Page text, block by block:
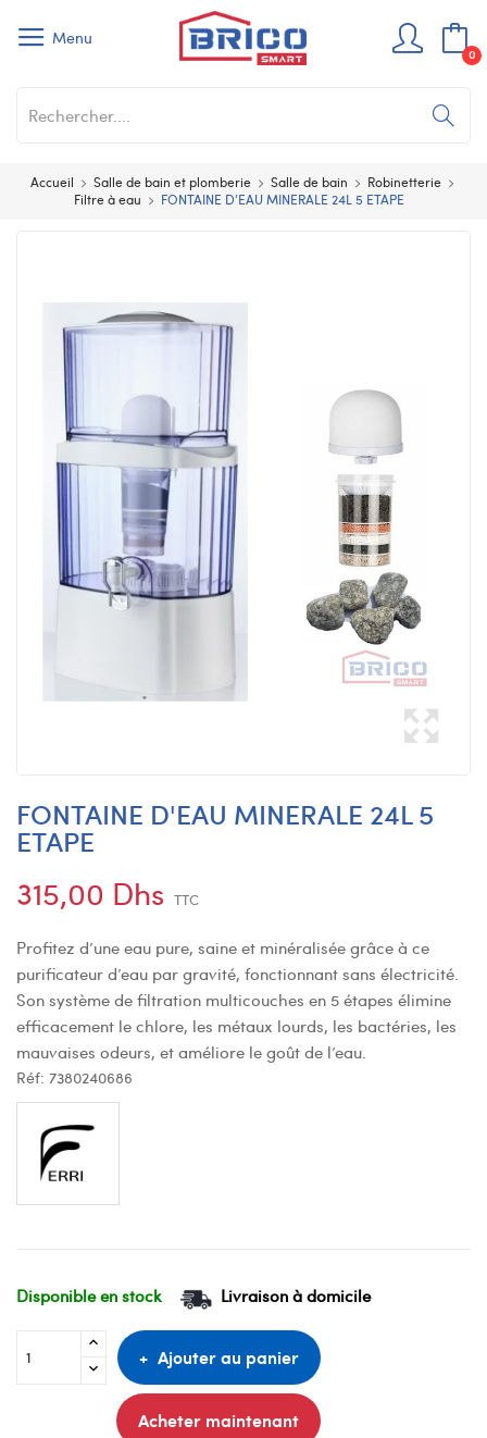
Menu
0
Accueil Salle de bain et plomberie Salle de bain
Robinetterie
Filtre à eau
FONTAINE D'EAU MINERALE 24L 5 ETAPE
FONTAINE D'EAU MINERALE 24L 5
ETAPE
315,00 Dhs TTC
Profitez d’une eau pure, saine et minéralisée grâce à ce
purificateur d’eau par gravité, fonctionnant sans électricité.
Son système de filtration multicouches en 5 étapes élimine
efficacement le chlore, les métaux lourds, les bactéries, les
mauvaises odeurs, et améliore le goût de l’eau.
Réf: 7380240686
Disponible en stock Livraison à domicile
Ajouter au panier
Acheter maintenant